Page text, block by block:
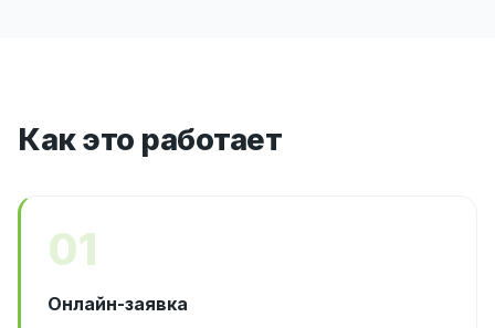
Как это работает
01
Онлайн-заявка